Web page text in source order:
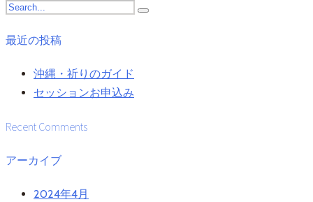
最近の投稿
沖縄・祈りのガイド
セッションお申込み
Recent Comments
アーカイブ
2024年4月